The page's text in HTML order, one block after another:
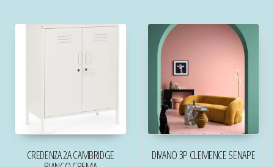
CREDENZA 2A CAMBRIDGE DIVANO 3P CLEMENCE SENAPE